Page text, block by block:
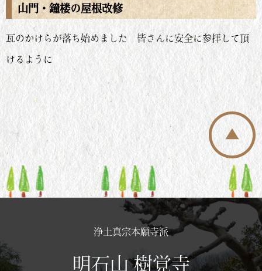
山門・鐘楼の屋根改修
瓦のかけらが落ち始めました 皆さんに安全に参拝して頂
けるように
浄土真宗本願寺派
明石山 樹覚寺